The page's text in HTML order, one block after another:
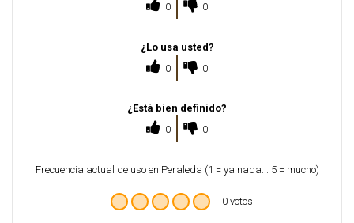
0
0
¿Lo usa usted?
0
0
¿Está bien definido?
0
0
Frecuencia actual de uso en Peraleda (1 = ya nada... 5 = mucho)
0 votos